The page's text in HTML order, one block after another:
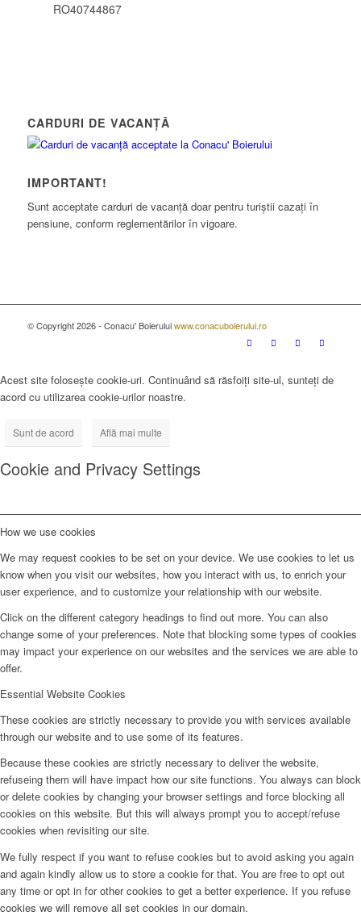
RO40744867
CARDURI DE VACANȚĂ
IMPORTANT!
Sunt acceptate carduri de vacanță doar pentru turiștii cazați în
pensiune, conform reglementărilor în vigoare.
© Copyright 2026 - Conacu' Boieruluiwww.conacuboierului.ro
Acest site folosește cookie-uri. Continuând să răsfoiți site-ul, sunteți de
acord cu utilizarea cookie-urilor noastre.
Sunt de acord Află mai multe
Cookie and Privacy Settings
How we use cookies
We may request cookies to be set on your device. We use cookies to let us
know when you visit our websites, how you interact with us, to enrich your
user experience, and to customize your relationship with our website.
Click on the different category headings to find out more. You can also
change some of your preferences. Note that blocking some types of cookies
may impact your experience on our websites and the services we are able to
offer.
Essential Website Cookies
These cookies are strictly necessary to provide you with services available
through our website and to use some of its features.
Because these cookies are strictly necessary to deliver the website,
refuseing them will have impact how our site functions. You always can block
or delete cookies by changing your browser settings and force blocking all
cookies on this website. But this will always prompt you to accept/refuse
cookies when revisiting our site.
We fully respect if you want to refuse cookies but to avoid asking you again
and again kindly allow us to store a cookie for that. You are free to opt out
any time or opt in for other cookies to get a better experience. If you refuse
cookies we will remove all set cookies in our domain.